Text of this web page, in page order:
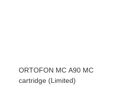
ORTOFON MC A90 MC
cartridge (Limited)